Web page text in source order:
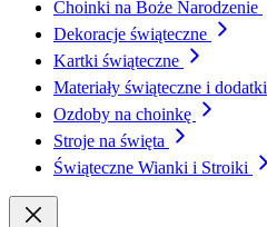
Choinki na Boże Narodzenie
Dekoracje świąteczne
Kartki świąteczne
Materiały świąteczne i dodatki
Ozdoby na choinkę
Stroje na święta
Świąteczne Wianki i Stroiki